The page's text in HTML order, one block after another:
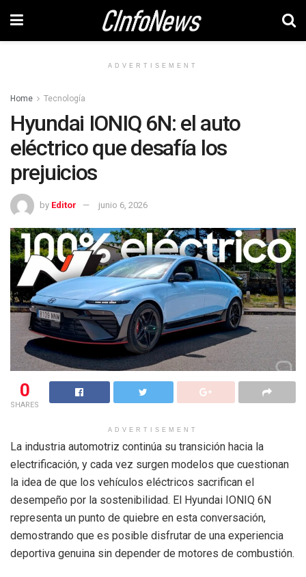
ADVERTISEMENT
Home Tecnología
Hyundai IONIQ 6N: el auto
eléctrico que desafía los
prejuicios
by Editor junio 6, 2026
0
SHARES
ADVERTISEMENT
La industria automotriz continúa su transición hacia la
electrificación, y cada vez surgen modelos que cuestionan
la idea de que los vehículos eléctricos sacrifican el
desempeño por la sostenibilidad. El Hyundai IONIQ 6N
representa un punto de quiebre en esta conversación,
demostrando que es posible disfrutar de una experiencia
deportiva genuina sin depender de motores de combustión.